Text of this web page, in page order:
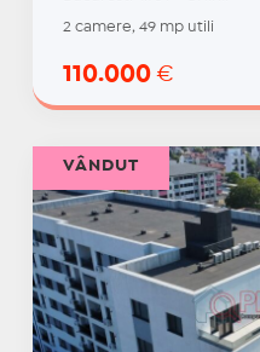
2 camere, 49 mp utili
110.000 €
VÂNDUT